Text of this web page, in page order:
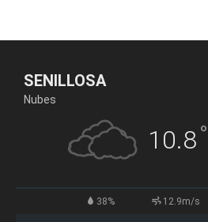
SENILLOSA
Nubes
10.8°
38% 12.9m/s